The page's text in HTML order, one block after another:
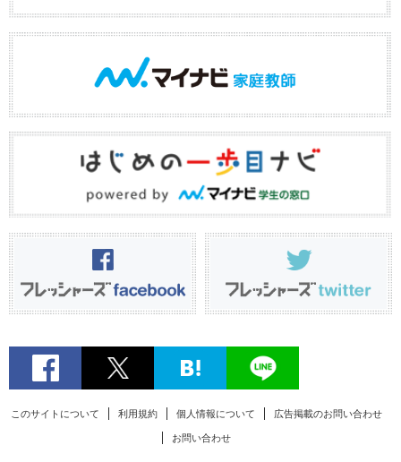
このサイトについて 利用規約 個人情報について 広告掲載のお問い合わせ
お問い合わせ